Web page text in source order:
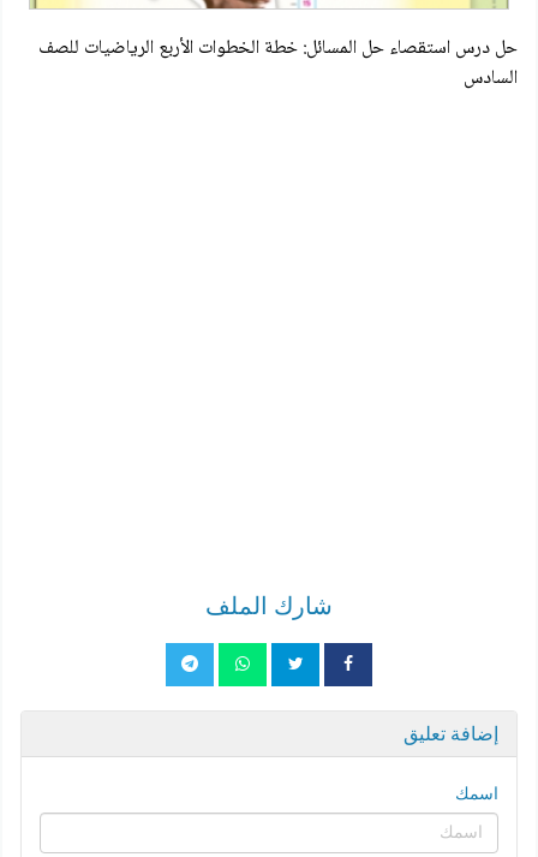
حل درس استقصاء حل المسائل: خطة الخطوات الأربع الرياضيات للصف
السادس
شارك الملف
إضافة تعليق
اسمك